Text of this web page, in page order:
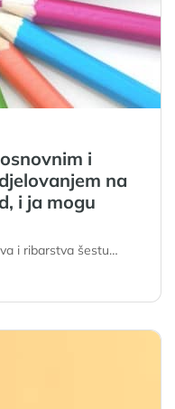
i
na
i ja mogu
i ribarstva šestu…